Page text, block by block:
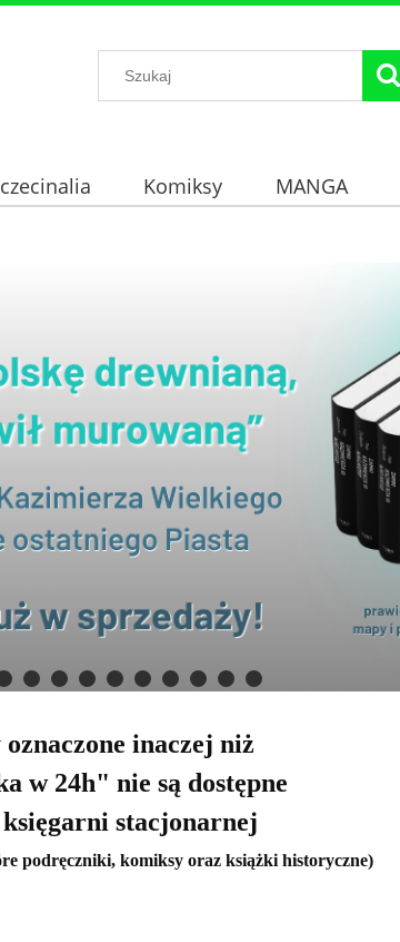
Komiksy MANGA
inaczej niż
w 24h" nie są dostępne
stacjonarnej
podręczniki, komiksy oraz książki historyczne)